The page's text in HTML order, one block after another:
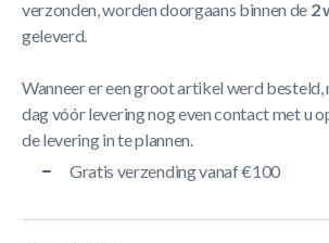
verzonden, worden doorgaans binnen de 2
geleverd.
Wanneer er een groot artikel werd besteld,
dag vóór levering nog even contact met u
de levering in te plannen.
Gratis verzending vanaf €100